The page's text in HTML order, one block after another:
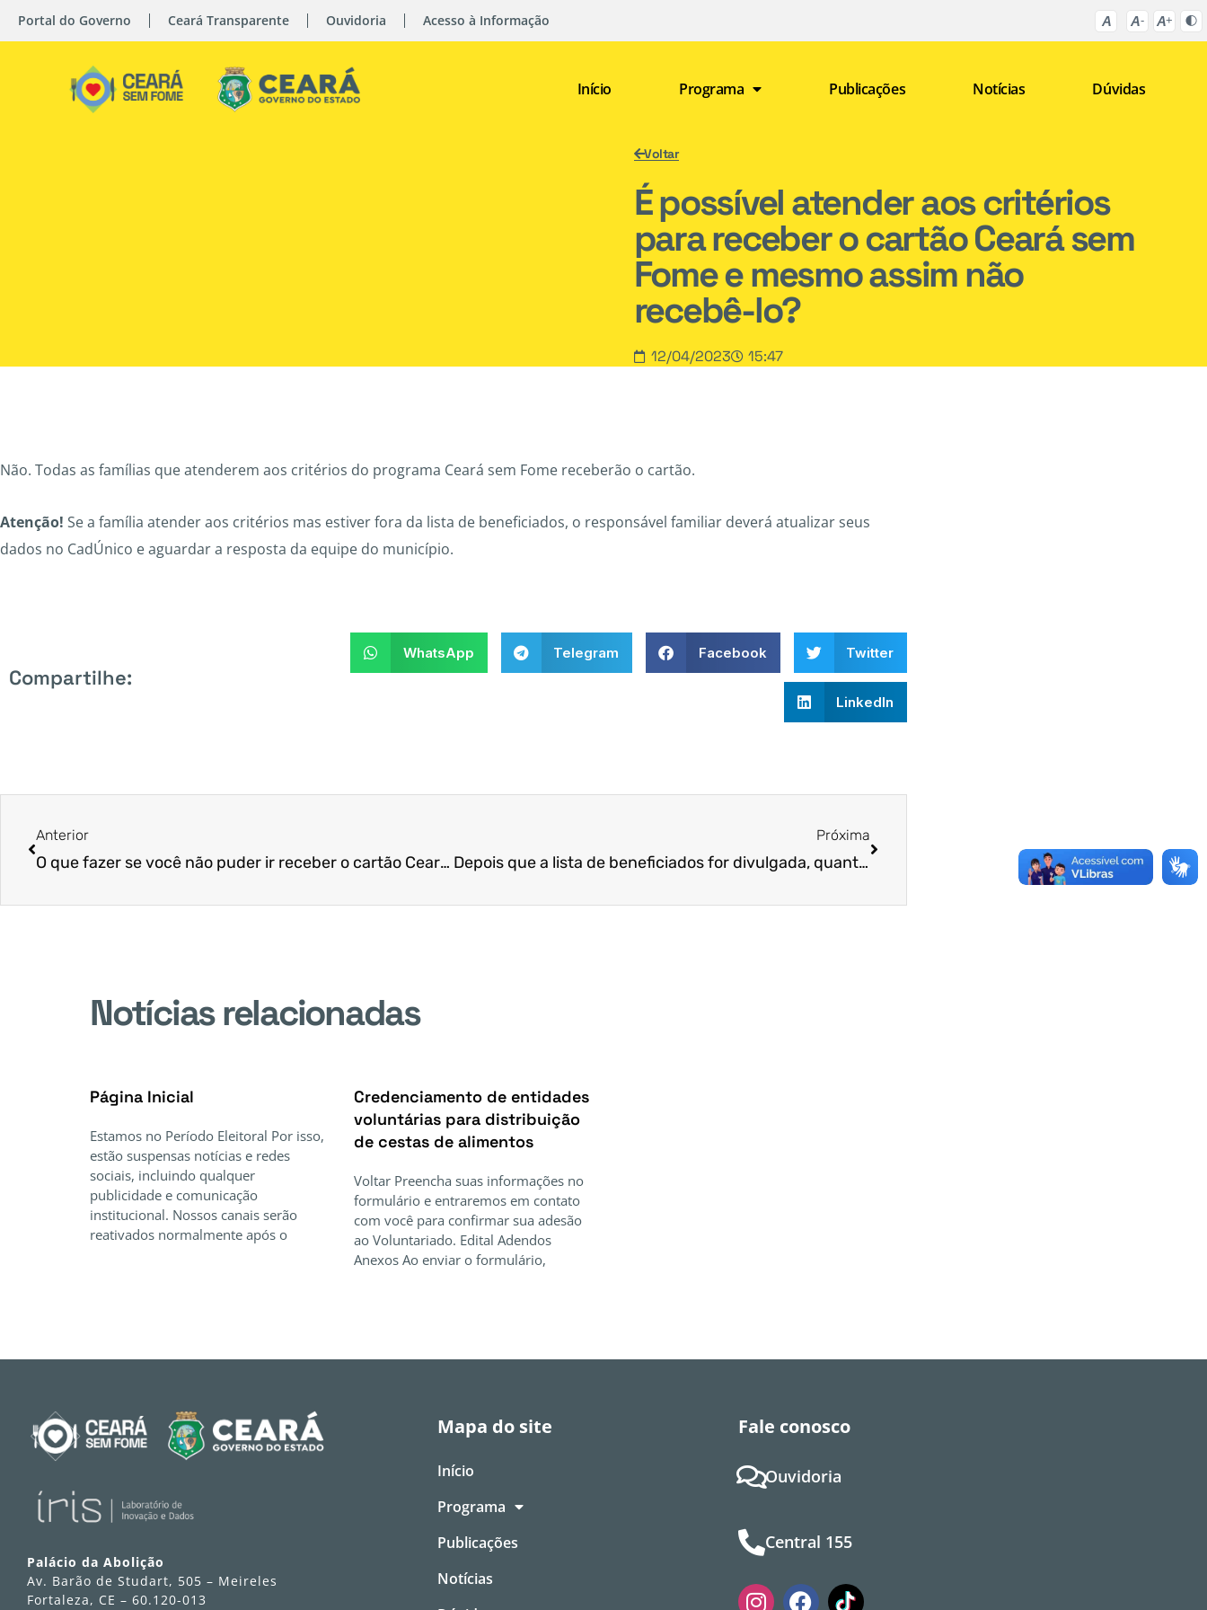
Portal do Governo Ceará Transparente Ouvidoria Acesso à Informação
Início Programa Publicações Notícias Dúvidas
Voltar
É possível atender aos critérios
para receber o cartão Ceará sem
Fome e mesmo assim não
recebê-lo?
12/04/2023 15:47
Não. Todas as famílias que atenderem aos critérios do programa Ceará sem Fome receberão o cartão.
Atenção! Se a família atender aos critérios mas estiver fora da lista de beneficiados, o responsável familiar deverá atualizar seus
dados no CadÚnico e aguardar a resposta da equipe do município.
Compartilhe:
WhatsApp Telegram Facebook Twitter
LinkedIn
Anterior
O que fazer se você não puder ir receber o cartão Ceará sem Fome?
Próxima
Depois que a lista de beneficiados for divulgada, quantos dias você tem para ir buscar o cartão Ceará sem Fome?
Notícias relacionadas
Página Inicial
Estamos no Período Eleitoral Por isso,
estão suspensas notícias e redes
sociais, incluindo qualquer
publicidade e comunicação
institucional. Nossos canais serão
reativados normalmente após o
Credenciamento de entidades
voluntárias para distribuição
de cestas de alimentos
Voltar Preencha suas informações no
formulário e entraremos em contato
com você para confirmar sua adesão
ao Voluntariado. Edital Adendos
Anexos Ao enviar o formulário,
Palácio da Abolição
Av. Barão de Studart, 505 – Meireles
Fortaleza, CE – 60.120-013
Mapa do site
Início
Programa
Publicações
Notícias
Fale conosco
Ouvidoria
Central 155